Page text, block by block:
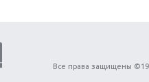
Horizon 4: вершина
Все права защищены